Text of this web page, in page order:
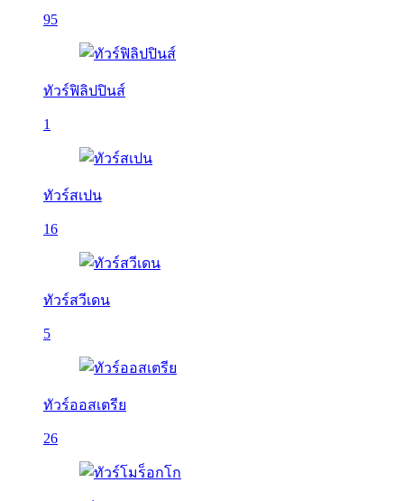
95
ทัวร์ฟิลิปปินส์
1
ทัวร์สเปน
16
ทัวร์สวีเดน
5
ทัวร์ออสเตรีย
26